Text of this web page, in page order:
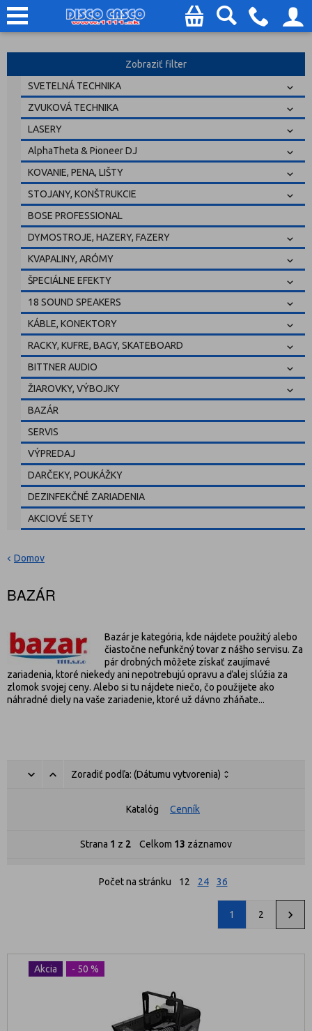
Zobraziť filter
SVETELNÁ TECHNIKA
ZVUKOVÁ TECHNIKA
LASERY
AlphaTheta & Pioneer DJ
KOVANIE, PENA, LIŠTY
STOJANY, KONŠTRUKCIE
BOSE PROFESSIONAL
DYMOSTROJE, HAZERY, FAZERY
KVAPALINY, ARÓMY
ŠPECIÁLNE EFEKTY
18 SOUND SPEAKERS
KÁBLE, KONEKTORY
RACKY, KUFRE, BAGY, SKATEBOARD
BITTNER AUDIO
ŽIAROVKY, VÝBOJKY
BAZÁR
SERVIS
VÝPREDAJ
DARČEKY, POUKÁŽKY
DEZINFEKČNÉ ZARIADENIA
AKCIOVÉ SETY
Domov
BAZÁR
Bazár je kategória, kde nájdete použitý alebo
čiastočne nefunkčný tovar z nášho servisu. Za
pár drobných môžete získať zaujímavé
zariadenia, ktoré niekedy ani nepotrebujú opravu a ďalej slúžia za
zlomok svojej ceny. Alebo si tu nájdete niečo, čo použijete ako
náhradné diely na vaše zariadenie, ktoré už dávno zháňate...
Zoradiť podľa: (Dátumu vytvorenia)
Katalóg Cenník
Strana 1 z 2 Celkom 13 záznamov
Počet na stránku 12 24 36
1 2
Akcia - 50 %